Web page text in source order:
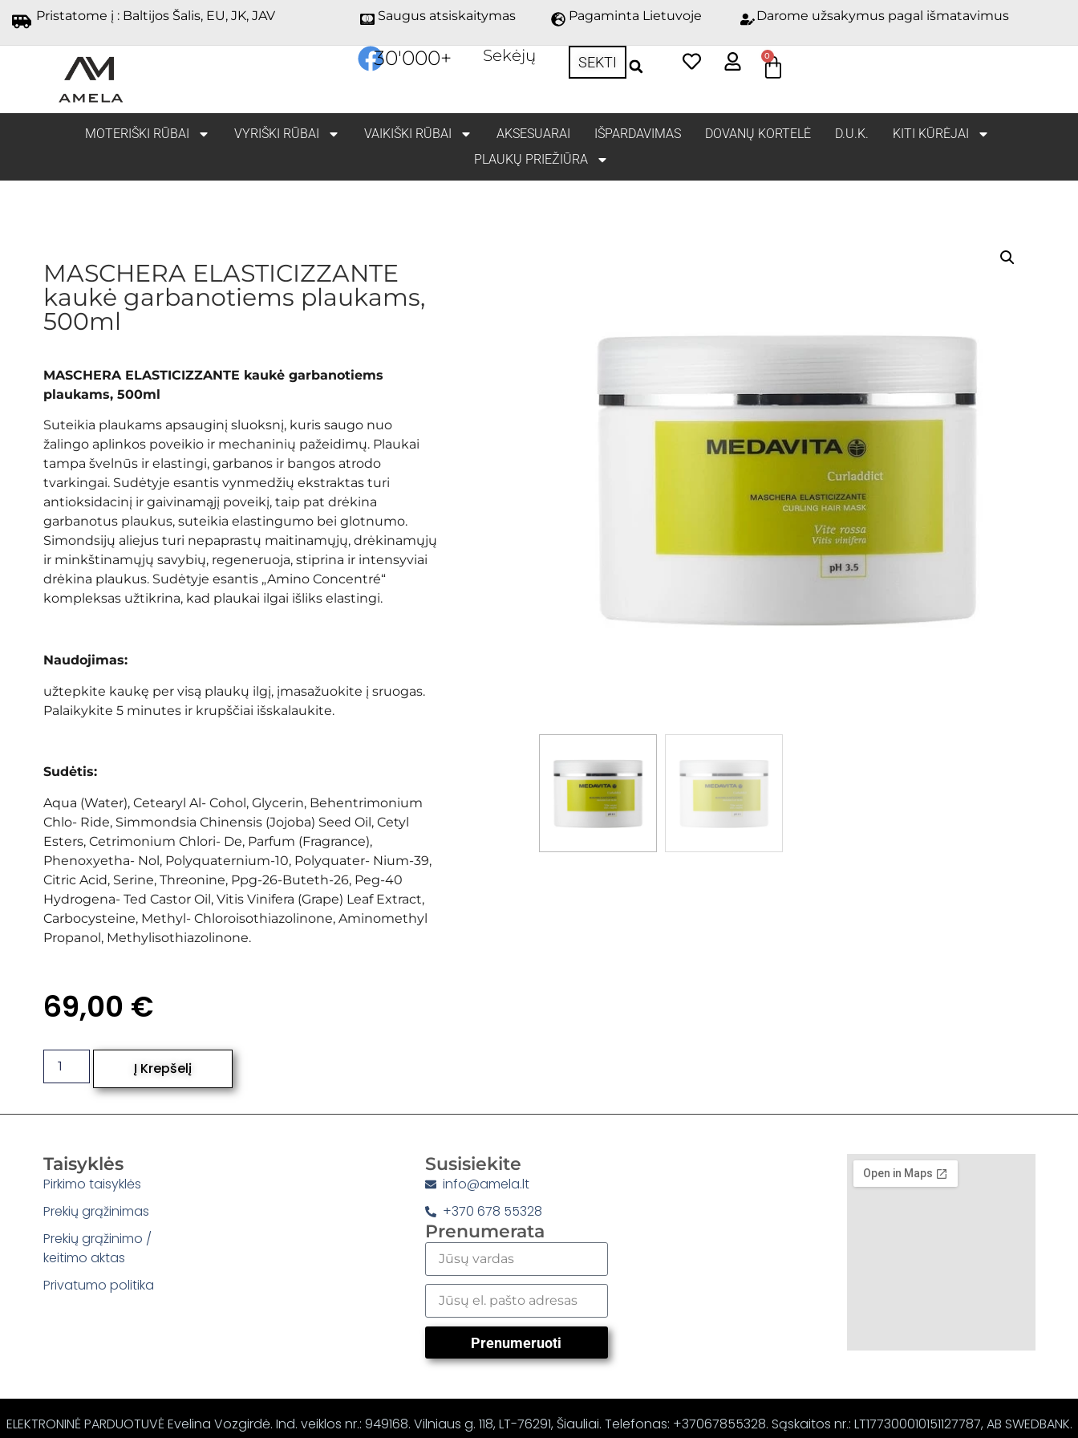
Pristatome į : Baltijos Šalis, EU, JK, JAV Saugus atsiskaitymas Pagaminta Lietuvoje Darome užsakymus pagal išmatavimus
30'000+ Sekėjų SEKTI 0
MOTERIŠKI RŪBAI VYRIŠKI RŪBAI VAIKIŠKI RŪBAI AKSESUARAI IŠPARDAVIMAS DOVANŲ KORTELĖ D.U.K.
KITI KŪRĖJAI
PLAUKŲ PRIEŽIŪRA
MASCHERA ELASTICIZZANTE
kaukė garbanotiems plaukams,
500ml
MASCHERA ELASTICIZZANTE kaukė garbanotiems
plaukams, 500ml
Suteikia plaukams apsauginį sluoksnį, kuris saugo nuo
žalingo aplinkos poveikio ir mechaninių pažeidimų. Plaukai
tampa švelnūs ir elastingi, garbanos ir bangos atrodo
tvarkingai. Sudėtyje esantis vynmedžių ekstraktas turi
antioksidacinį ir gaivinamąjį poveikį, taip pat drėkina
garbanotus plaukus, suteikia elastingumo bei glotnumo.
Simondsijų aliejus turi nepaprastų maitinamųjų, drėkinamųjų
ir minkštinamųjų savybių, regeneruoja, stiprina ir intensyviai
drėkina plaukus. Sudėtyje esantis „Amino Concentré“
kompleksas užtikrina, kad plaukai ilgai išliks elastingi.
Naudojimas:
užtepkite kaukę per visą plaukų ilgį, įmasažuokite į sruogas.
Palaikykite 5 minutes ir krupščiai išskalaukite.
Sudėtis:
Aqua (Water), Cetearyl Al- Cohol, Glycerin, Behentrimonium
Chlo- Ride, Simmondsia Chinensis (Jojoba) Seed Oil, Cetyl
Esters, Cetrimonium Chlori- De, Parfum (Fragrance),
Phenoxyetha- Nol, Polyquaternium-10, Polyquater- Nium-39,
Citric Acid, Serine, Threonine, Ppg-26-Buteth-26, Peg-40
Hydrogena- Ted Castor Oil, Vitis Vinifera (Grape) Leaf Extract,
Carbocysteine, Methyl- Chloroisothiazolinone, Aminomethyl
Propanol, Methylisothiazolinone.
69,00 €
Į Krepšelį
Taisyklės
Pirkimo taisyklės
Prekių grąžinimas
Prekių grąžinimo /
keitimo aktas
Privatumo politika
Susisiekite
info@amela.lt
+370 678 55328
Prenumerata
Prenumeruoti
ELEKTRONINĖ PARDUOTUVĖ Evelina Vozgirdė. Ind. veiklos nr.: 949168. Vilniaus g. 118, LT-76291, Šiauliai. Telefonas: +37067855328. Sąskaitos nr.: LT177300010151127787, AB SWEDBANK.